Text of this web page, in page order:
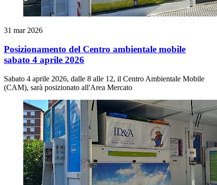
31 mar 2026
Posizionamento del Centro ambientale mobile
sabato 4 aprile 2026
Sabato 4 aprile 2026, dalle 8 alle 12, il Centro Ambientale Mobile
(CAM), sarà posizionato all'Area Mercato